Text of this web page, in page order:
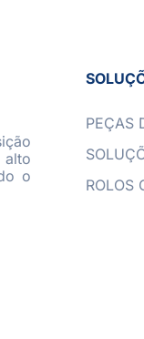
o
PEÇAS
ROLOS